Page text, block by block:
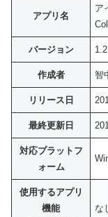
アプリ名
ア
バージョン
作成者 智
リリース日
最終更新日
対応プラットフ
ォーム
使用するアプリ
機能
な